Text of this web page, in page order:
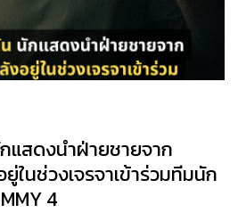
แสดงนำฝ่ายชายจาก
ยู่ในช่วงเจรจาเข้าร่วมทีมนัก
4